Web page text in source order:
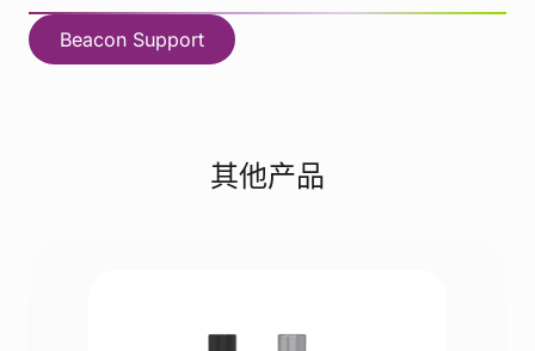
Beacon Support
其他产品